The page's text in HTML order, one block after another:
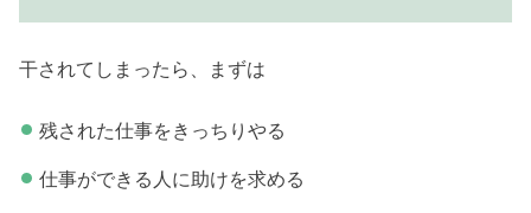
干されてしまったら、まずは
残された仕事をきっちりやる
仕事ができる人に助けを求める